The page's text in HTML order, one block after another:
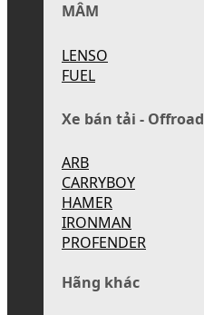
MÂM
LENSO
FUEL
Xe bán tải - Offroad
ARB
CARRYBOY
HAMER
IRONMAN
PROFENDER
Hãng khác